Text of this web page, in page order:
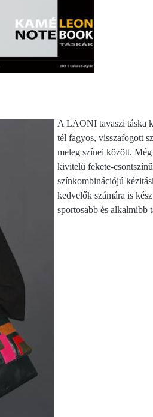
A LAONI tavaszi táska
tél fagyos, visszafogott
meleg színei között.
kivitelű fekete-
színkombinációjú
kedvelők számára is
sportosabb és alkalmibb